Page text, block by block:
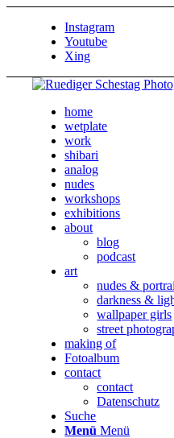
Instagram
Youtube
Xing
home
wetplate
work
shibari
analog
nudes
workshops
exhibitions
about
blog
podcast
art
nudes &
darkness &
wallpaper girls
street
making of
Fotoalbum
contact
contact
Datenschutz
Suche
Menü Menü